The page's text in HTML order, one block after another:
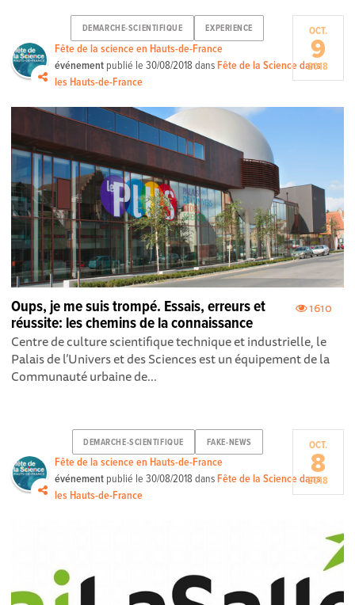
DEMARCHE-SCIENTIFIQUE EXPERIENCE
Fête de la science en Hauts-de-France
événement publié le30/08/2018 dans Fête de la Science dans
les Hauts-de-France
OCT.
9
2018
1610
Oups, je me suis trompé. Essais, erreurs et
réussite: les chemins de la connaissance
Centre de culture scientifique technique et industrielle, le
Palais de l’Univers et des Sciences est un équipement de la
Communauté urbaine de...
DEMARCHE-SCIENTIFIQUE FAKE-NEWS
Fête de la science en Hauts-de-France
événement publié le30/08/2018 dans Fête de la Science dans
les Hauts-de-France
OCT.
8
2018